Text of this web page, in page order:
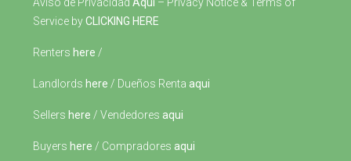
Service byCLICKING HERE
Renters here /
Landlords here / Dueños Renta aqui
Sellers here / Vendedores aqui
Buyers here / Compradores aqui